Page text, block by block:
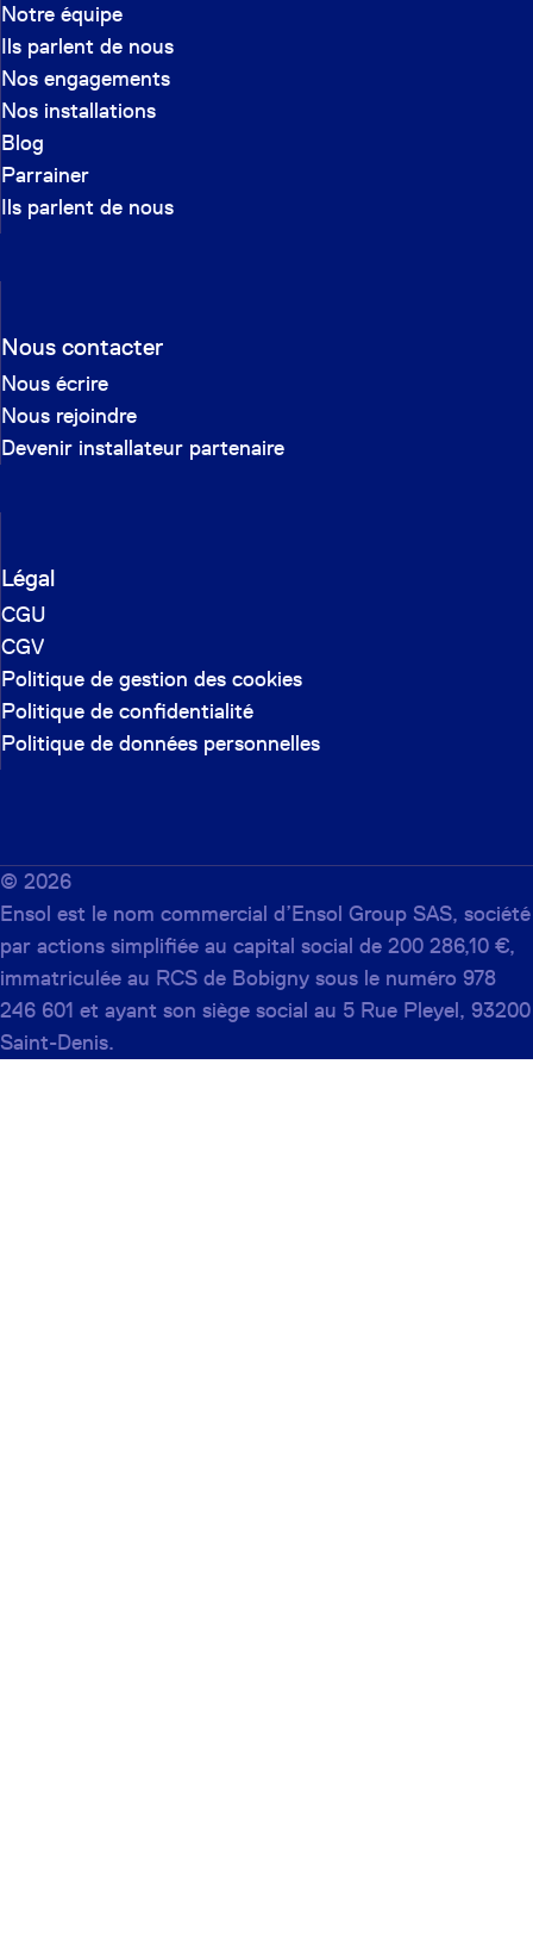
Notre équipe
Ils parlent de nous
Nos engagements
Nos installations
Blog
Parrainer
Ils parlent de nous
Nous contacter
Nous écrire
Nous rejoindre
Devenir installateur partenaire
Légal
CGU
CGV
Politique de gestion des cookies
Politique de confidentialité
Politique de données personnelles
© 2026
Ensol est le nom commercial d’Ensol Group SAS, société
par actions simplifiée au capital social de 200 286,10 €,
immatriculée au RCS de Bobigny sous le numéro 978
246 601 et ayant son siège social au 5 Rue Pleyel, 93200
Saint-Denis.